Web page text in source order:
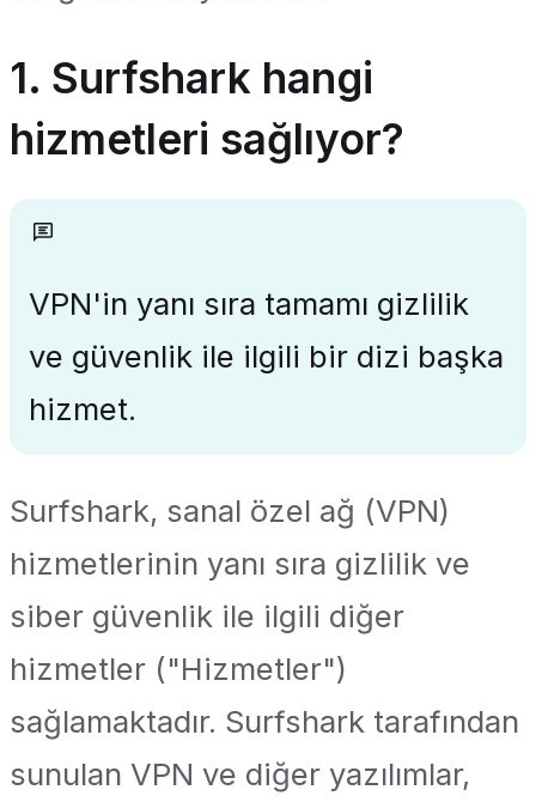
1. Surfshark hangi
hizmetleri sağlıyor?
VPN'in yanı sıra tamamı gizlilik
ve güvenlik ile ilgili bir dizi başka
hizmet.
Surfshark, sanal özel ağ (VPN)
hizmetlerinin yanı sıra gizlilik ve
siber güvenlik ile ilgili diğer
hizmetler ("Hizmetler")
sağlamaktadır. Surfshark tarafından
sunulan VPN ve diğer yazılımlar,